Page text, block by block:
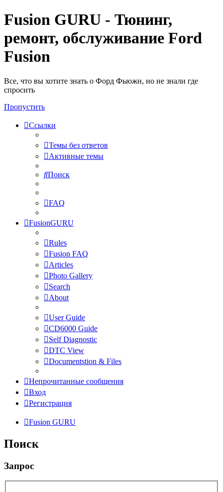
Fusion GURU - Тюнинг,
ремонт, обслуживание Ford
Fusion
Все, что вы хотите знать о Форд Фьюжн, но не знали где
спросить
Пропустить
Ссылки
Темы без ответов
Активные темы
Поиск
FAQ
FusionGURU
Rules
Fusion FAQ
Articles
Photo Gallery
Search
About
User Guide
CD6000 Guide
Self Diagnostic
DTC View
Documentstion & Files
Непрочитанные сообщения
Вход
Регистрация
Fusion GURU
Поиск
Запрос